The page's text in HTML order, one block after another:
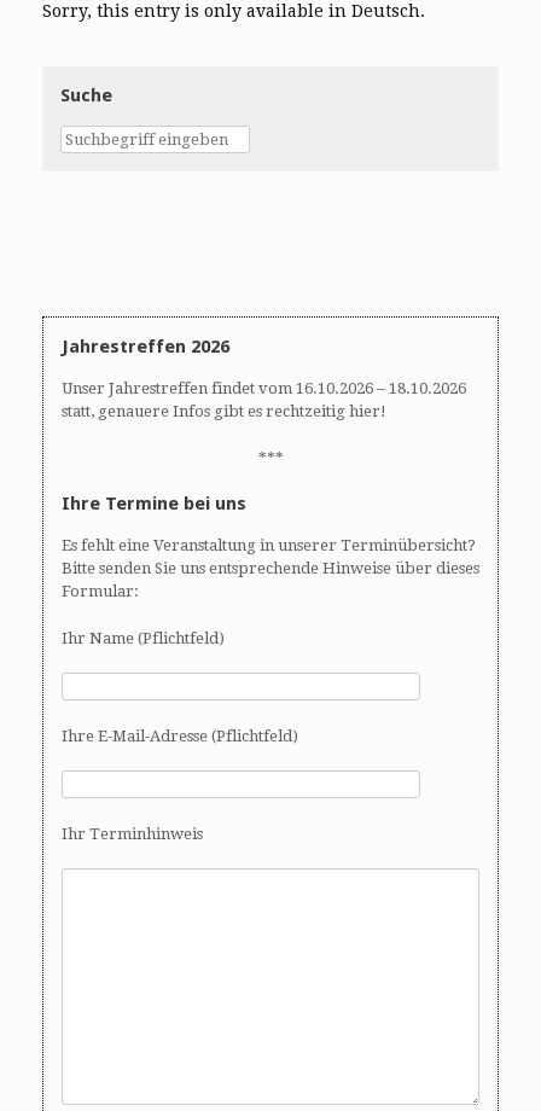
Sorry, this entry is only available in Deutsch.
Suche
Jahrestreffen 2026
Unser Jahrestreffen findet vom 16.10.2026 – 18.10.2026
statt, genauere Infos gibt es rechtzeitig hier!
***
Ihre Termine bei uns
Es fehlt eine Veranstaltung in unserer Terminübersicht?
Bitte senden Sie uns entsprechende Hinweise über dieses
Formular:
Ihr Name (Pflichtfeld)
Ihre E-Mail-Adresse (Pflichtfeld)
Ihr Terminhinweis